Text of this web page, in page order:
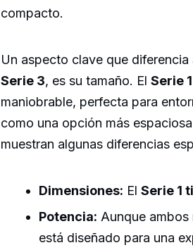
compacto.
Un aspecto clave que diferencia
Serie 3, es su tamaño. El Serie
maniobrable, perfecta para
como una opción más
muestran algunas diferencias
Dimensiones: El Serie 1
Potencia: Aunque
está diseñado para una